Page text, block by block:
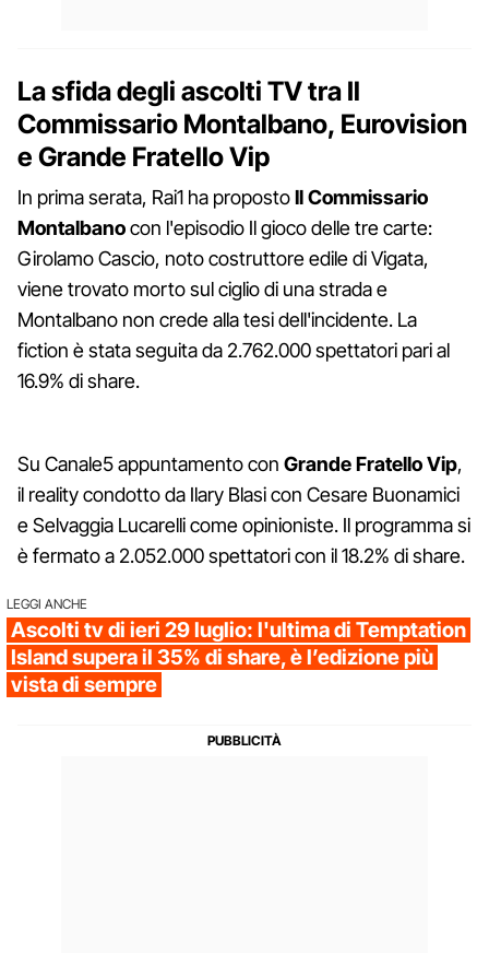
La sfida degli ascolti TV tra Il
Commissario Montalbano, Eurovision
e Grande Fratello Vip
In prima serata, Rai1 ha propostoIl Commissario
Montalbanocon l'episodio Il gioco delle tre carte:
Girolamo Cascio, noto costruttore edile di Vigata,
viene trovato morto sul ciglio di una strada e
Montalbano non crede alla tesi dell'incidente. La
fiction è stata seguita da 2.762.000 spettatori pari al
16.9% di share.
Su Canale5 appuntamento con Grande Fratello Vip,
il reality condotto da Ilary Blasi con Cesare Buonamici
e Selvaggia Lucarelli come opinioniste. Il programma si
è fermato a 2.052.000 spettatori con il 18.2% di share.
LEGGI ANCHE
Ascolti tv di ieri 29 luglio: l'ultima di Temptation
Island supera il 35% di share, è l’edizione più
vista di sempre